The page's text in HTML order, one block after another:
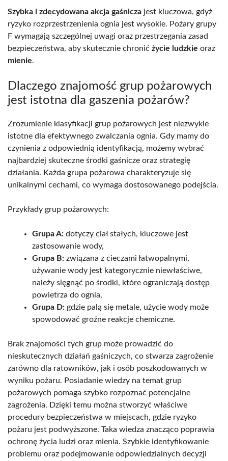
Szybka i zdecydowana akcja gaśnicza jest kluczowa, gdyż
ryzyko rozprzestrzenienia ognia jest wysokie. Pożary grupy
F wymagają szczególnej uwagi oraz przestrzegania zasad
bezpieczeństwa, aby skutecznie chronić życie ludzkie oraz
mienie.
Dlaczego znajomość grup pożarowych
jest istotna dla gaszenia pożarów?
Zrozumienie klasyfikacji grup pożarowych jest niezwykle
istotne dla efektywnego zwalczania ognia. Gdy mamy do
czynienia z odpowiednią identyfikacją, możemy wybrać
najbardziej skuteczne środki gaśnicze oraz strategię
działania. Każda grupa pożarowa charakteryzuje się
unikalnymi cechami, co wymaga dostosowanego podejścia.
Przykłady grup pożarowych:
Grupa A: dotyczy ciał stałych, kluczowe jest
zastosowanie wody,
Grupa B: związana z cieczami łatwopalnymi,
używanie wody jest kategorycznie niewłaściwe,
należy sięgnąć po środki, które ograniczają dostęp
powietrza do ognia,
Grupa D: gdzie palą się metale, użycie wody może
spowodować groźne reakcje chemiczne.
Brak znajomości tych grup może prowadzić do
nieskutecznych działań gaśniczych, co stwarza zagrożenie
zarówno dla ratowników, jak i osób poszkodowanych w
wyniku pożaru. Posiadanie wiedzy na temat grup
pożarowych pomaga szybko rozpoznać potencjalne
zagrożenia. Dzięki temu można stworzyć właściwe
procedury bezpieczeństwa w miejscach, gdzie ryzyko
pożaru jest podwyższone. Taka wiedza znacząco poprawia
ochronę życia ludzi oraz mienia. Szybkie identyfikowanie
problemu oraz podejmowanie odpowiedzialnych decyzji